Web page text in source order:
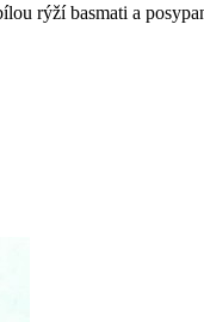
rýží basmati a